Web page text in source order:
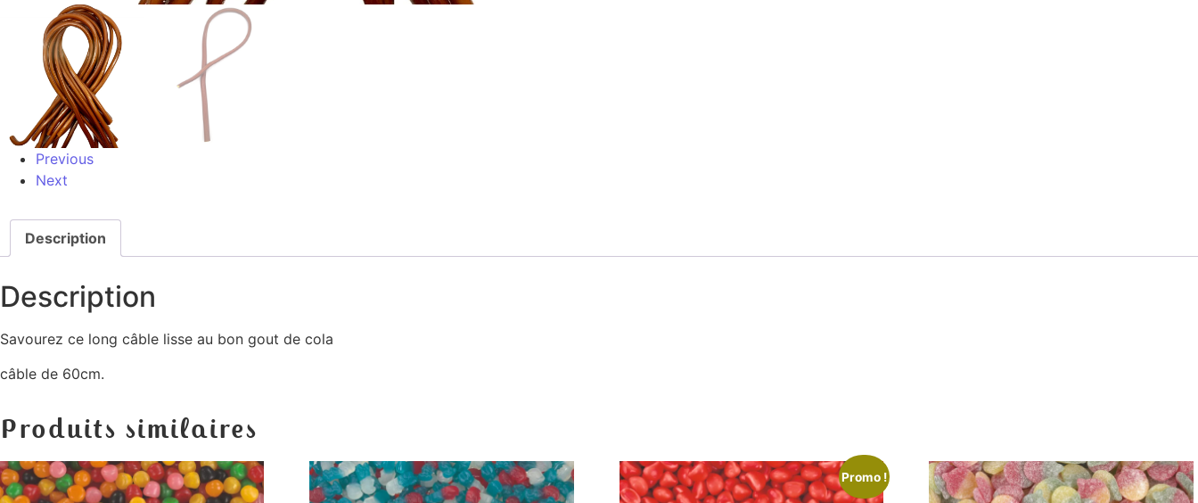
Previous
Next
Description
Description
Savourez ce long câble lisse au bon gout de cola
câble de 60cm.
Produits similaires
Promo !